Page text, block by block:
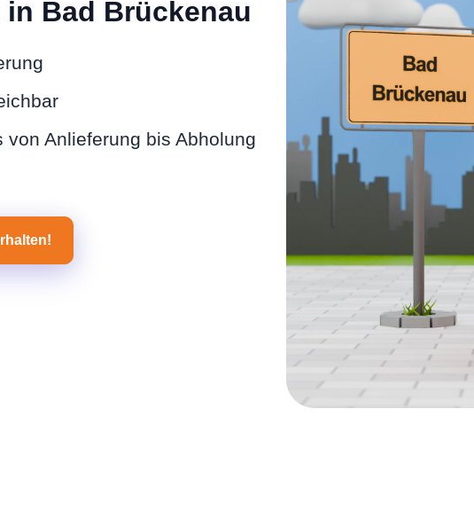
Bad Brückenau
von Anlieferung bis Abholung